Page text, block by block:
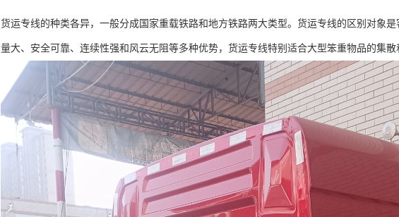
货运专线的种类各异，一般分成国家重载铁路和地方铁路两大类型。货运专线的区别对象
量大、安全可靠、连续性强和风云无阻等多种优势，货运专线特别适合大型笨重物品的集散